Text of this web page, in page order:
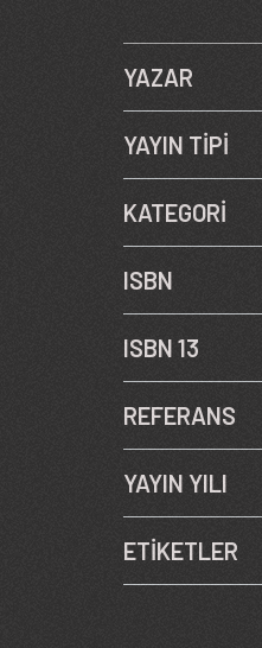
YAZAR
YAYIN TİPİ
KATEGORİ
ISBN
ISBN 13
REFERANS
YAYIN YILI
ETİKETLER